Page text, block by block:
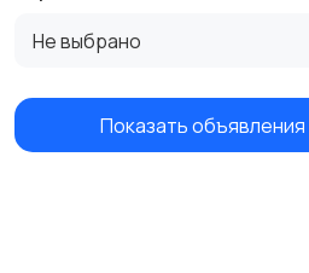
Не выбрано
Показать объявления